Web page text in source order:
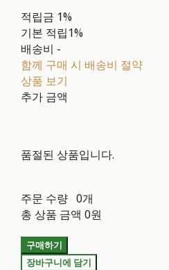
적립금 1%
기본 적립1%
배송비 -
함께 구매 시 배송비 절약
상품 보기
추가 금액
품절된 상품입니다.
주문 수량 0개
총 상품 금액 0원
구매하기
장바구니에 담기